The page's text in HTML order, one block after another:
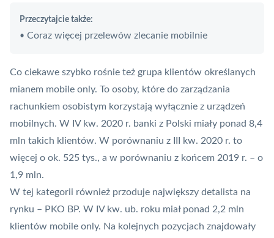
Przeczytajcie także:
• Coraz więcej przelewów zlecanie mobilnie
Co ciekawe szybko rośnie też grupa klientów określanych
mianem mobile only. To osoby, które do zarządzania
rachunkiem osobistym korzystają wyłącznie z urządzeń
mobilnych. W IV kw. 2020 r. banki z Polski miały ponad 8,4
mln takich klientów. W porównaniu z III kw. 2020 r. to
więcej o ok. 525 tys., a w porównaniu z końcem 2019 r. – o
1,9 mln.
W tej kategorii również przoduje największy detalista na
rynku – PKO BP. W IV kw. ub. roku miał ponad 2,2 mln
klientów mobile only. Na kolejnych pozycjach znajdowały